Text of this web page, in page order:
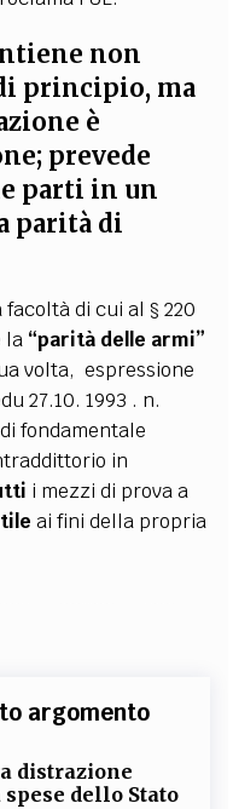
non
principio, ma
è
prevede
parti in un
parità di
di cui al § 220
la “parità delle armi”
volta, espressione
27.10. 1993 . n.
fondamentale
in
i mezzi di prova a
ai fini della propria
argomento
distrazione
dello Stato